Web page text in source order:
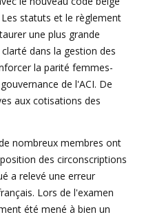
statuts et le règlement
une plus grande
dans la gestion des
la parité femmes-
de l'ACI. De
aux cotisations des
nombreux membres ont
des circonscriptions
a relevé une erreur
Lors de l'examen
été mené à bien un